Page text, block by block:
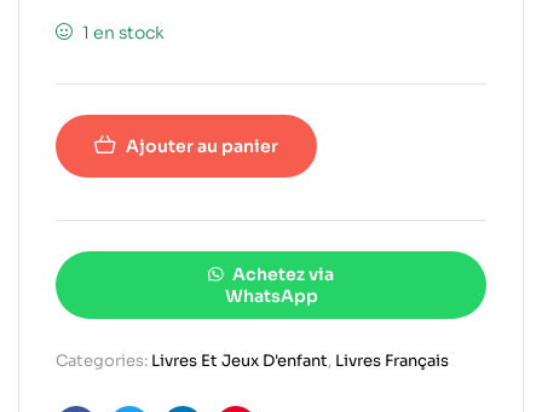
1 en stock
Ajouter au panier
Achetez via
WhatsApp
Categories: Livres Et Jeux D'enfant, Livres Français